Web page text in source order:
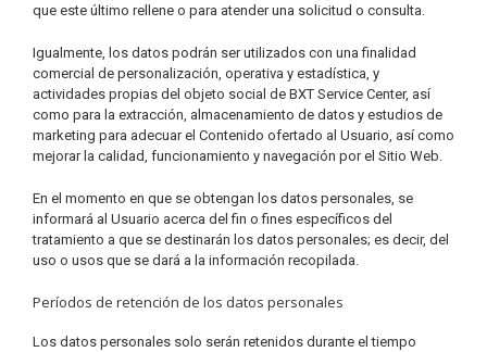
que este último rellene o para atender una solicitud o consulta.
Igualmente, los datos podrán ser utilizados con una finalidad
comercial de personalización, operativa y estadística, y
actividades propias del objeto social de BXT Service Center, así
como para la extracción, almacenamiento de datos y estudios de
marketing para adecuar el Contenido ofertado al Usuario, así como
mejorar la calidad, funcionamiento y navegación por el Sitio Web.
En el momento en que se obtengan los datos personales, se
informará al Usuario acerca del fin o fines específicos del
tratamiento a que se destinarán los datos personales; es decir, del
uso o usos que se dará a la información recopilada.
Períodos de retención de los datos personales
Los datos personales solo serán retenidos durante el tiempo